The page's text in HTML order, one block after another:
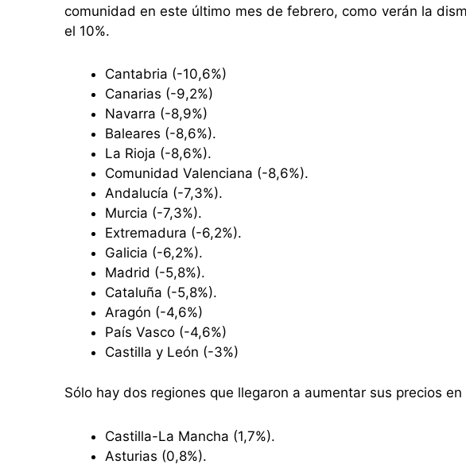
comunidad en este último mes de febrero, como verán la
el 10%.
Cantabria (-10,6%)
Canarias (-9,2%)
Navarra (-8,9%)
Baleares (-8,6%).
La Rioja (-8,6%).
Comunidad Valenciana (-8,6%).
Andalucía (-7,3%).
Murcia (-7,3%).
Extremadura (-6,2%).
Galicia (-6,2%).
Madrid (-5,8%).
Cataluña (-5,8%).
Aragón (-4,6%)
País Vasco (-4,6%)
Castilla y León (-3%)
Sólo hay dos regiones que llegaron a aumentar sus precios
Castilla-La Mancha (1,7%).
Asturias (0,8%).